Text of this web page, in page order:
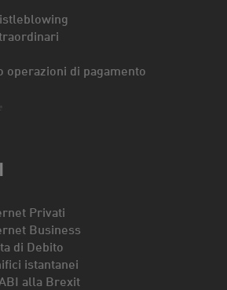
operazioni di pagamento
Privati
Business
di Debito
istantanei
alla Brexit